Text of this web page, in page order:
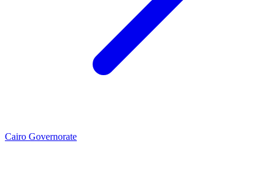
Cairo Governorate